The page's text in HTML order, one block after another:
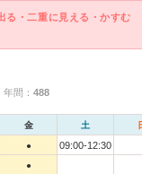
る・二重に見える・かすむ
間： 488
金 土
●
09:00-12:30
●